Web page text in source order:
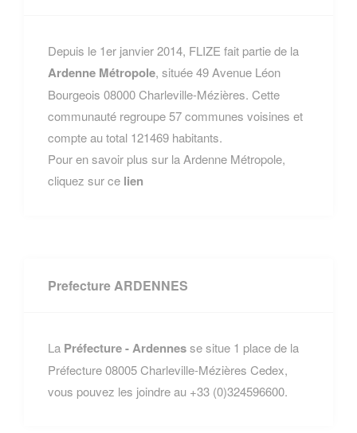
Depuis le 1er janvier 2014, FLIZE fait partie de la
Ardenne Métropole, située 49 Avenue Léon
Bourgeois 08000 Charleville-Mézières. Cette
communauté regroupe 57 communes voisines et
compte au total 121469 habitants.
Pour en savoir plus sur la Ardenne Métropole,
cliquez sur ce lien
Prefecture ARDENNES
La Préfecture - Ardennesse situe 1 place de la
Préfecture 08005 Charleville-Mézières Cedex,
vous pouvez les joindre au +33 (0)324596600.